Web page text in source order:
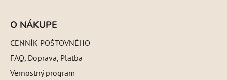
O NÁKUPE
CENNÍK POŠTOVNÉHO
FAQ, Doprava, Platba
Vernostný program